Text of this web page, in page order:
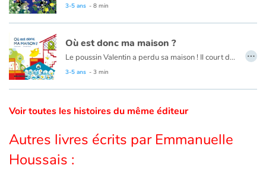
Aide
Accueil
Famille
Écoles
Médiathèques
Vidéos & Tutoriaux
3-5 ans - 8 min
Où est donc ma maison ?
Le poussin Valentin a perdu sa maison ! Il court de-ci, de-là... Il interroge ses voisins...
3-5 ans - 3 min
…
Voir toutes les histoires du même éditeur
Autres livres écrits par Emmanuelle
Houssais :